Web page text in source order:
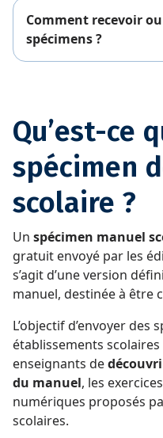
Comment recevoir
spécimens ?
Qu’est-ce
spécimen
scolaire ?
Un spécimen manuel
gratuit envoyé par les
s’agit d’une version
manuel, destinée à être
L’objectif d’envoyer des
établissements
enseignants de
du manuel, les
numériques proposés
scolaires.